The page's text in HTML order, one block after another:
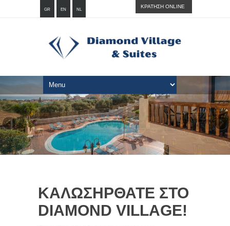
GR EN NL
ΚΡΑΤΗΣΗ ONLINE
ΚΑΛΩΣΗΡΘΑΤΕ ΣΤΟ
DIAMOND VILLAGE!